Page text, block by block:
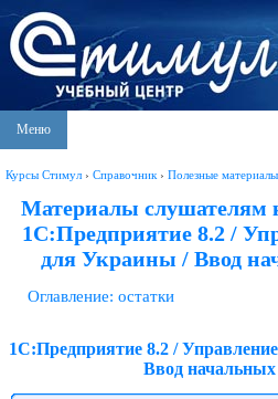
Меню
Курсы Стимул › Справочник › Полезные материалы
Материалы слушателям
1С:Предприятие 8.2 /
для Украины / Ввод
Оглавление: остатки
1С:Предприятие 8.2 /
Ввод начальных